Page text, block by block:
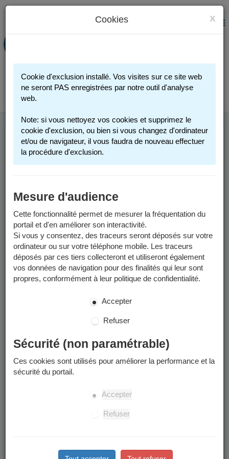
PORTAIL FAMILLE
Connexion
MENU
INSCRIPTION
SCOLAIRE
Vous trouverez ci-dessous des informations générales pour
inscrire votre enfant dans une école publique de Grenoble.
Pour des informations spécifiques aux années scolaires
reportez-vous aux pages concernées :
année scolaire 2025-2026
année scolaire 2026-2027
Merci d'en prendre connaissance avant de commencer toute
Périmètre scolaire
Votre enfant sera inscrit dans l'école du périmètre scolaire
rattaché à votre domicile.
à quelle école est rattachée mon adresse ?
régulièrement et peuvent changer les adresses affectées à une
Les étapes
x
Cookies
Cookie d'exclusion installé. Vos visites sur ce site web
ne seront PAS enregistrées par notre outil d'analyse
web.
Note: si vous nettoyez vos cookies et supprimez le
cookie d'exclusion, ou bien si vous changez d'ordinateur
et/ou de navigateur, il vous faudra de nouveau effectuer
la procédure d'exclusion.
Mesure d'audience
Cette fonctionnalité permet de mesurer la fréquentation du
portail et d'en améliorer son interactivité.
Si vous y consentez, des traceurs seront déposés sur votre
ordinateur ou sur votre téléphone mobile. Les traceurs
déposés par ces tiers collecteront et utiliseront également
vos données de navigation pour des finalités qui leur sont
propres, conformément à leur politique de confidentialité.
Accepter
Refuser
Sécurité (non paramétrable)
Ces cookies sont utilisés pour améliorer la performance et la
sécurité du portail.
Accepter
Refuser